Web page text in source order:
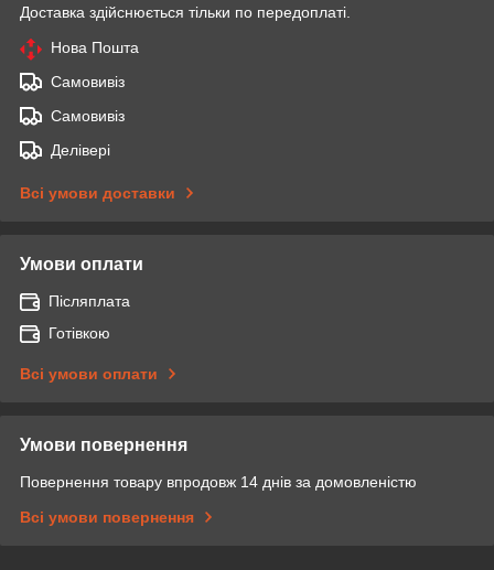
Доставка здійснюється тільки по передоплаті.
Нова Пошта
Самовивіз
Самовивіз
Делівері
Всі умови доставки
Умови оплати
Післяплата
Готівкою
Всі умови оплати
Умови повернення
Повернення товару впродовж 14 днів за домовленістю
Всі умови повернення